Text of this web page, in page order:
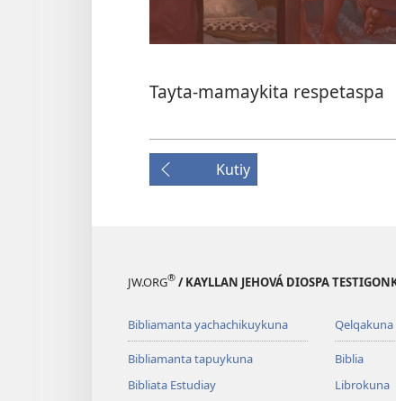
Tayta-mamaykita respetaspa
Kutiy
JW.ORG® / KAYLLAN JEHOVÁ DIOSPA
Bibliamanta yachachikuykuna
Bibliamanta tapuykuna
Bibliata Estudiay
Qelqakuna
Biblia
Librokuna